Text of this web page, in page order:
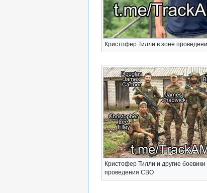
Кристофер Тилли в зоне
Кристофер Тилли и другие боевики
проведения СВО